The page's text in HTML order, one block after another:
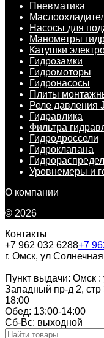
Пневматика
Насосы для
Манометры
Катушки
Гидрозамки
Гидромоторы
Гидронасосы
Плиты
Реле давления
Гидравлика
Фильтра
Гидродроссели
Гидроклапана
Уровнемеры и
О компании
© 2026
Контакты
+7 962 032 6288+7
г. Омск, ул
Пункт выдачи: Омск
Западный пр-д 2, стр
18:00
Обед: 13:00-14:00
Cб-Вс: выходной